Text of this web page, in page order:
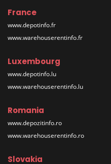
France
www.depotinfo.fr
www.warehouserentinfo.fr
Luxembourg
www.depotinfo.lu
www.warehouserentinfo.lu
Romania
www.depozitinfo.ro
www.warehouserentinfo.ro
Slovakia